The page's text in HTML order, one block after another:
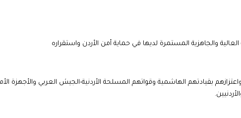
والجاهزية المستمرة لديها في حماية أمن الأردن واستقراره
بقيادتهم الهاشمية وقواتهم المسلحة الأردنية-الجيش العربي والأجهزة